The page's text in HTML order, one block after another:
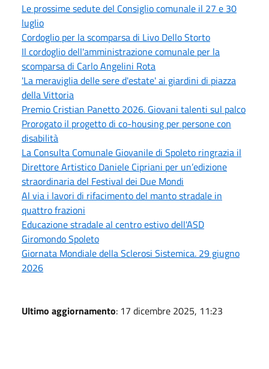
Le prossime sedute del Consiglio comunale il 27 e 30
luglio
Cordoglio per la scomparsa di Livo Dello Storto
Il cordoglio dell'amministrazione comunale per la
scomparsa di Carlo Angelini Rota
'La meraviglia delle sere d'estate' ai giardini di piazza
della Vittoria
Premio Cristian Panetto 2026. Giovani talenti sul palco
Prorogato il progetto di co-housing per persone con
disabilità
La Consulta Comunale Giovanile di Spoleto ringrazia il
Direttore Artistico Daniele Cipriani per un’edizione
straordinaria del Festival dei Due Mondi
Al via i lavori di rifacimento del manto stradale in
quattro frazioni
Educazione stradale al centro estivo dell'ASD
Giromondo Spoleto
Giornata Mondiale della Sclerosi Sistemica. 29 giugno
2026
Ultimo aggiornamento: 17 dicembre 2025, 11:23